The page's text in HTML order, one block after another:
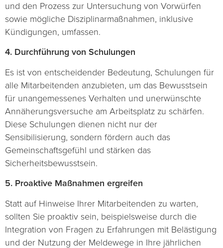
und den Prozess zur Untersuchung von Vorwürfen
sowie mögliche Disziplinarmaßnahmen, inklusive
Kündigungen, umfassen.
4. Durchführung von Schulungen
Es ist von entscheidender Bedeutung, Schulungen für
alle Mitarbeitenden anzubieten, um das Bewusstsein
für unangemessenes Verhalten und unerwünschte
Annäherungsversuche am Arbeitsplatz zu schärfen.
Diese Schulungen dienen nicht nur der
Sensibilisierung, sondern fördern auch das
Gemeinschaftsgefühl und stärken das
Sicherheitsbewusstsein.
5. Proaktive Maßnahmen ergreifen
Statt auf Hinweise Ihrer Mitarbeitenden zu warten,
sollten Sie proaktiv sein, beispielsweise durch die
Integration von Fragen zu Erfahrungen mit Belästigung
und der Nutzung der Meldewege in Ihre jährlichen